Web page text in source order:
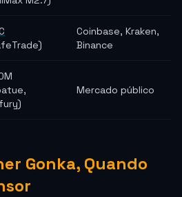
Coinbase, Kraken,
Binance
Mercado público
Gonka, Quando